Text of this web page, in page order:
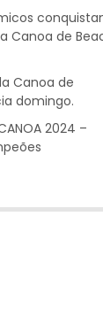
Canoa de
Canoa de
domingo.
2024 –